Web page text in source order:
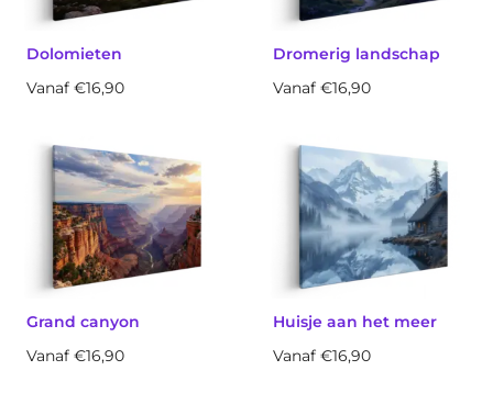
Dolomieten
Vanaf €16,90
Dromerig landschap
Vanaf €16,90
Grand canyon
Vanaf €16,90
Huisje aan het meer
Vanaf €16,90